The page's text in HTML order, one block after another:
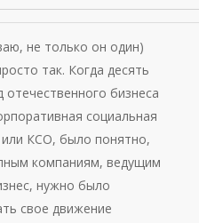
не только он один)
так. Когда десять
отечественного бизнеса
социальная
или КСО, было понятно,
компаниям, ведущим
нужно было
свое движение